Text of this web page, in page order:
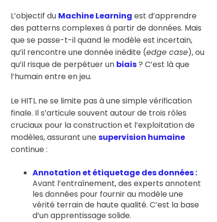
L’objectif du Machine Learning est d’apprendre
des patterns complexes à partir de données. Mais
que se passe-t-il quand le modèle est incertain,
qu’il rencontre une donnée inédite (edge case), ou
qu’il risque de perpétuer un biais? C’est là que
l’humain entre en jeu.
Le HITL ne se limite pas à une simple vérification
finale. Il s’articule souvent autour de trois rôles
cruciaux pour la construction et l’exploitation de
modèles, assurant unesupervision humaine
continue :
Annotation et étiquetage des données :
Avant l’entraînement, des experts annotent
les données pour fournir au modèle une
vérité terrain de haute qualité. C’est la base
d’un apprentissage solide.